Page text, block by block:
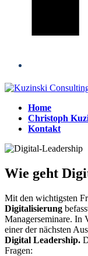
Home
Christoph
Kontakt
Open
menu
Close
menu
Wie geht
Mit den wichtigsten
Digitalisierung
Managerseminare. In
einer der nächsten
Digital Leadership.
Fragen: